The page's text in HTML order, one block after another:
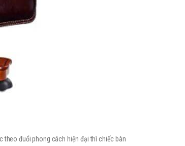
theo đuổi phong cách hiện đại thì chiếc bàn